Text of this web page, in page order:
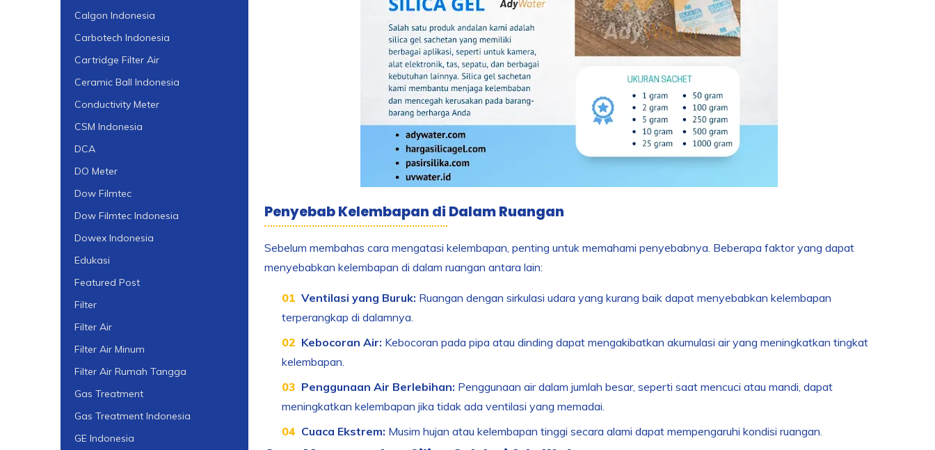
Penyebab Kelembapan di Dalam Ruangan
Sebelum membahas cara mengatasi kelembapan, penting untuk memahami penyebabnya. Beberapa faktor yang dapat
menyebabkan kelembapan di dalam ruangan antara lain:
Ventilasi yang Buruk: Ruangan dengan sirkulasi udara yang kurang baik dapat menyebabkan kelembapan
terperangkap di dalamnya.
Kebocoran Air: Kebocoran pada pipa atau dinding dapat mengakibatkan akumulasi air yang meningkatkan tingkat
kelembapan.
Penggunaan Air Berlebihan: Penggunaan air dalam jumlah besar, seperti saat mencuci atau mandi, dapat
meningkatkan kelembapan jika tidak ada ventilasi yang memadai.
Cuaca Ekstrem: Musim hujan atau kelembapan tinggi secara alami dapat mempengaruhi kondisi ruangan.
Calgon Indonesia
Carbotech Indonesia
Cartridge Filter Air
Ceramic Ball Indonesia
Conductivity Meter
CSM Indonesia
DCA
DO Meter
Dow Filmtec
Dow Filmtec Indonesia
Dowex Indonesia
Edukasi
Featured Post
Filter
Filter Air
Filter Air Minum
Filter Air Rumah Tangga
Gas Treatment
Gas Treatment Indonesia
GE Indonesia